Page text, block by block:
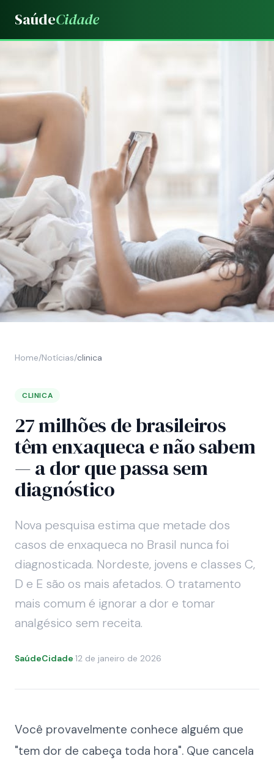
SaúdeCidade
Home/Notícias/clinica
CLINICA
27 milhões de brasileiros
têm enxaqueca e não sabem
— a dor que passa sem
diagnóstico
Nova pesquisa estima que metade dos
casos de enxaqueca no Brasil nunca foi
diagnosticada. Nordeste, jovens e classes C,
D e E são os mais afetados. O tratamento
mais comum é ignorar a dor e tomar
analgésico sem receita.
SaúdeCidade·12 de janeiro de 2026
Você provavelmente conhece alguém que
"tem dor de cabeça toda hora". Que cancela